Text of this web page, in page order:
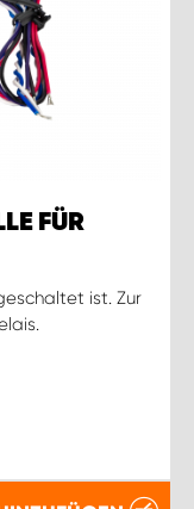
FÜR
ist. Zur